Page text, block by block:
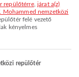
repülőtérre, járat a(z)
Mohammed nemzetközi
felé vezető
kényelmes
repülőtér